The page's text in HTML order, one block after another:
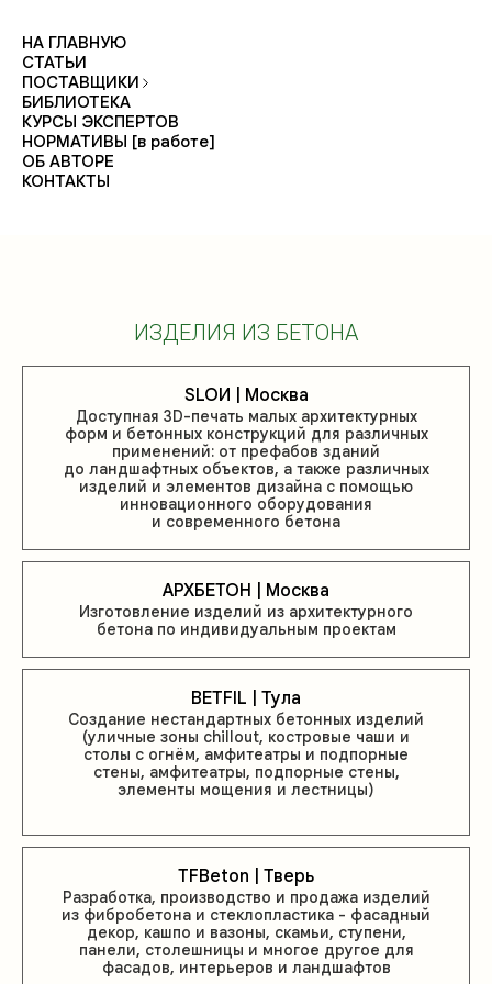
НА ГЛАВНУЮ
СТАТЬИ
ПОСТАВЩИКИ
БИБЛИОТЕКА
КУРСЫ ЭКСПЕРТОВ
НОРМАТИВЫ [в работе]
ОБ АВТОРЕ
КОНТАКТЫ
ИЗДЕЛИЯ ИЗ БЕТОНА
SLOИ | Москва
Доступная 3D-печать малых архитектурных
форм и бетонных конструкций для различных
применений: от префабов зданий
до ландшафтных объектов, а также различных
изделий и элементов дизайна с помощью
инновационного оборудования
и современного бетона
АРХБЕТОН | Москва
Изготовление изделий из архитектурного
бетона по индивидуальным проектам
BETFIL | Тула
Создание нестандартных бетонных изделий
(уличные зоны chillout, костровые чаши и
столы с огнём, амфитеатры и подпорные
стены, амфитеатры, подпорные стены,
элементы мощения и лестницы)
TFBeton | Тверь
Разработка, производство и продажа изделий
из фибробетона и стеклопластика - фасадный
декор, кашпо и вазоны, скамьи, ступени,
панели, столешницы и многое другое для
фасадов, интерьеров и ландшафтов